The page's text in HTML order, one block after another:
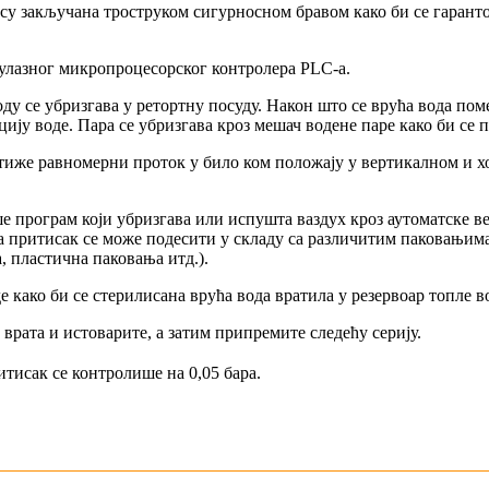
закључана троструком сигурносном бравом како би се
микропроцесорског контролера PLC-а.
се убризгава у ретортну посуду. Након што се врућа вода
воде. Пара се убризгава кроз мешач водене паре како би се
равномерни проток у било ком положају у вертикалном
који убризгава или испушта ваздух кроз
притисак се може подесити у складу са различитим
пластична паковања итд.).
би се стерилисана врућа вода вратила у резервоар топле
и истоварите, а затим припремите следећу серију.
се контролише на 0,05 бара.